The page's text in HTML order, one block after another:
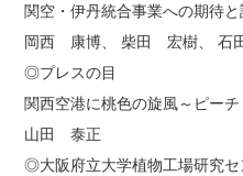
関空・伊丹統合事業への期待と
岡西 康博、 柴田 宏樹、
◎プレスの目
関西空港に桃色の旋風～ピー
山田 泰正
◎大阪府立大学植物工場研究セ